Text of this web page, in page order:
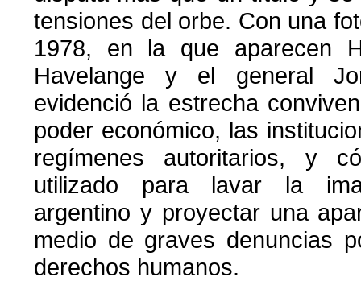
tensiones del orbe. Con una
1978, en la que aparecen
Havelange y el general
evidenció la estrecha
poder económico, las
regímenes autoritarios, y
utilizado para lavar la
argentino y proyectar una
medio de graves denuncias
derechos humanos.